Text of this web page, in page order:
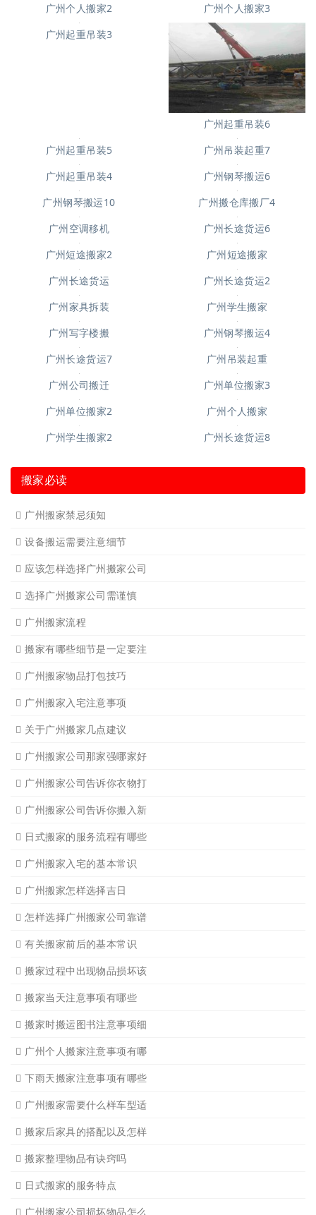
广州个人搬家3
广州起重吊装3
广州起重吊装6
广州起重吊装5
广州吊装起重7
广州钢琴搬运6
广州钢琴搬运10
广州家具拆装
广州写字楼搬
广州长途货运7
广州公司搬迁
广州单位搬家2
广州学生搬家2
搬家必读
广州搬家禁忌须知
设备搬运需要注意细节
应该怎样选择广州搬家公司
选择广州搬家公司需谨慎
广州搬家流程
搬家有哪些细节是一定要注
广州搬家物品打包技巧
广州搬家入宅注意事项
关于广州搬家几点建议
广州搬家公司那家强哪家好
广州搬家公司告诉你衣物打
广州搬家公司告诉你搬入新
日式搬家的服务流程有哪些
广州搬家入宅的基本常识
广州搬家怎样选择吉日
怎样选择广州搬家公司靠谱